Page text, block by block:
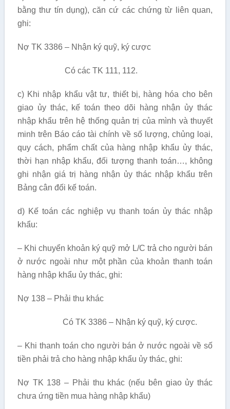
bằng thư tín dụng), căn cứ các chứng từ liên quan,
ghi:
Nợ TK 3386 – Nhận ký quỹ, ký cược
Có các TK 111, 112.
c) Khi nhập khẩu vật tư, thiết bị, hàng hóa cho bên
giao ủy thác, kế toán theo dõi hàng nhận ủy thác
nhập khẩu trên hệ thống quản trị của mình và thuyết
minh trên Báo cáo tài chính về số lượng, chủng loại,
quy cách, phẩm chất của hàng nhập khẩu ủy thác,
thời hạn nhập khẩu, đối tượng thanh toán…, không
ghi nhận giá trị hàng nhận ủy thác nhập khẩu trên
Bảng cân đối kế toán.
d) Kế toán các nghiệp vụ thanh toán ủy thác nhập
khẩu:
– Khi chuyển khoản ký quỹ mở L/C trả cho người bán
ở nước ngoài như một phần của khoản thanh toán
hàng nhập khẩu ủy thác, ghi:
Nợ 138 – Phải thu khác
Có TK 3386 – Nhận ký quỹ, ký cược.
– Khi thanh toán cho người bán ở nước ngoài về số
tiền phải trả cho hàng nhập khẩu ủy thác, ghi:
Nợ TK 138 – Phải thu khác (nếu bên giao ủy thác
chưa ứng tiền mua hàng nhập khẩu)